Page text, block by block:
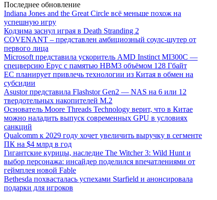
Последнее обновление
Indiana Jones and the Great Circle всё меньше похож на
успешную игру
Кодзима заснул играя в Death Stranding 2
COVENANT – представлен амбициозный соулс-шутер от
первого лица
Microsoft представила ускоритель AMD Instinct MI300C —
спецверсию Epyc с памятью HBM3 объёмом 128 Гбайт
ЕС планирует привлечь технологии из Китая в обмен на
субсидии
Asustor представила Flashstor Gen2 — NAS на 6 или 12
твердотельных накопителей M.2
Основатель Moore Threads Technology верит, что в Китае
можно наладить выпуск современных GPU в условиях
санкций
Qualcomm к 2029 году хочет увеличить выручку в сегменте
ПК на $4 млрд в год
Гигантские курицы, наследие The Witcher 3: Wild Hunt и
выбор персонажа: инсайдер поделился впечатлениями от
геймплея новой Fable
Bethesda похвасталась успехами Starfield и анонсировала
подарки для игроков